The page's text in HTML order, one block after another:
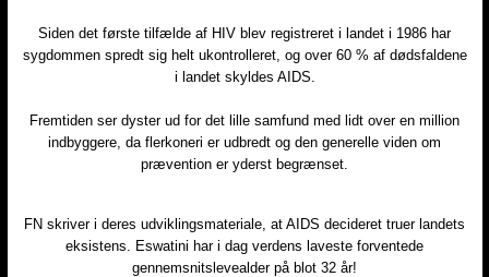
Siden det første tilfælde af HIV blev registreret i landet i 1986 har
sygdommen spredt sig helt ukontrolleret, og over 60 % af dødsfaldene
i landet skyldes AIDS.
Fremtiden ser dyster ud for det lille samfund med lidt over en million
indbyggere, da flerkoneri er udbredt og den generelle viden om
prævention er yderst begrænset.
FN skriver i deres udviklingsmateriale, at AIDS decideret truer landets
eksistens. Eswatini har i dag verdens laveste forventede
gennemsnitslevealder på blot 32 år!